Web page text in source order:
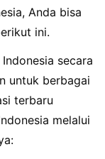
Anda bisa
ini.
Indonesia secara
untuk berbagai
terbaru
melalui